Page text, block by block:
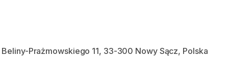
Beliny-Prażmowskiego 11, 33-300 Nowy Sącz, Polska